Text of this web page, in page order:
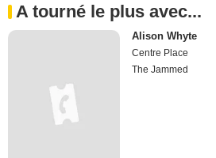
A tourné le plus avec...
Alison Whyte
Centre Place
The Jammed